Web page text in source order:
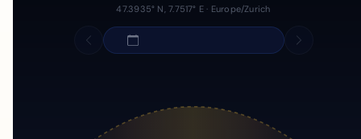
47.3935° N, 7.7517° E · Europe/Zurich